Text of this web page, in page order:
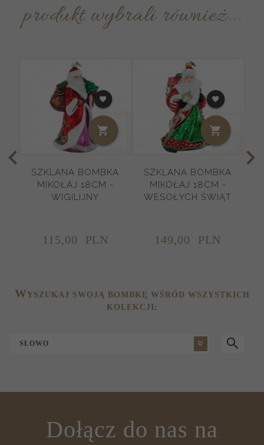
produkt wybrali również...
SZKLANA BOMBKA
MIKOŁAJ 18CM -
WIGILIJNY
115,00 PLN
SZKLANA BOMBKA
MIKOŁAJ 18CM -
WESOŁYCH ŚWIĄT
149,00 PLN
WYSZUKAJ SWOJĄ BOMBKĘ WŚRÓD WSZYSTKICH
KOLEKCJI:
SŁOWO
Dołącz do nas na